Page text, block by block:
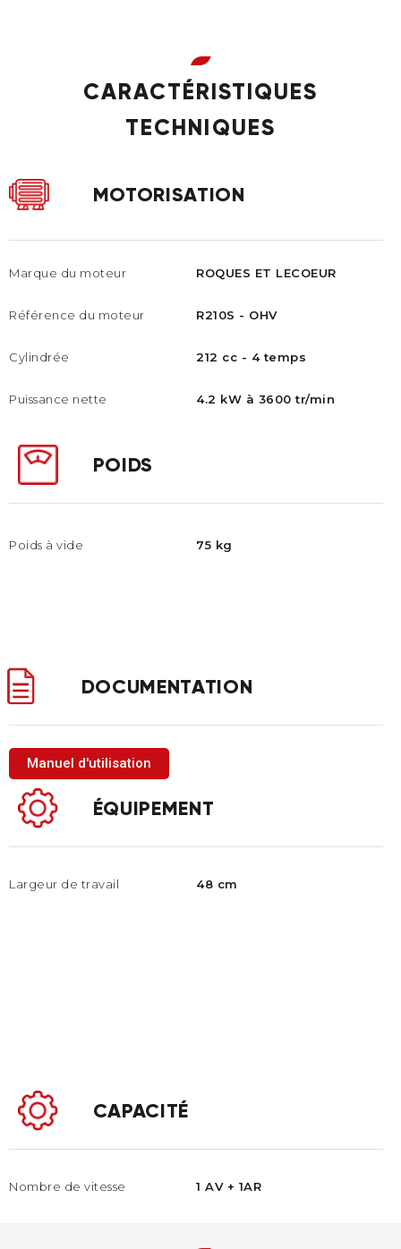
CARACTÉRISTIQUES
TECHNIQUES
MOTORISATION
Marque du moteur
Référence du moteur​
Cylindrée
Puissance nette
ROQUES ET LECOEUR
R210S - OHV​
212 cc - 4 temps
4.2 kW à 3600 tr/min
POIDS
Poids à vide 75 kg
DOCUMENTATION
Manuel d'utilisation
ÉQUIPEMENT
Largeur de travail 48 cm
CAPACITÉ
Nombre de vitesse 1 AV + 1AR